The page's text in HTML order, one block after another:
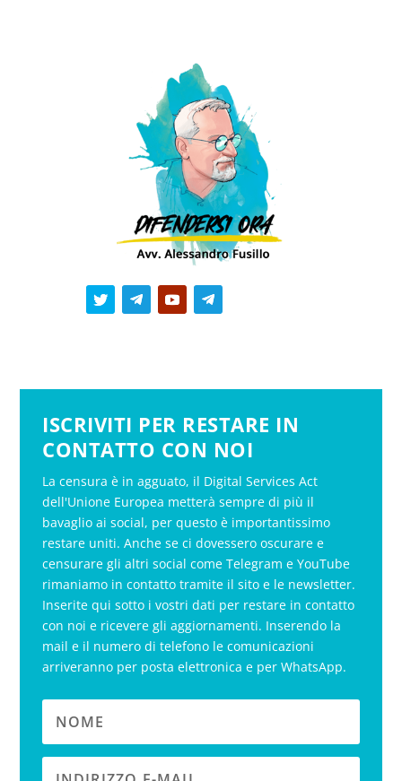
ISCRIVITI PER RESTARE IN
CONTATTO CON NOI
La censura è in agguato, il Digital Services Act
dell'Unione Europea metterà sempre di più il
bavaglio ai social, per questo è importantissimo
restare uniti. Anche se ci dovessero oscurare e
censurare gli altri social come Telegram e YouTube
rimaniamo in contatto tramite il sito e le newsletter.
Inserite qui sotto i vostri dati per restare in contatto
con noi e ricevere gli aggiornamenti. Inserendo la
mail e il numero di telefono le comunicazioni
arriveranno per posta elettronica e per WhatsApp.